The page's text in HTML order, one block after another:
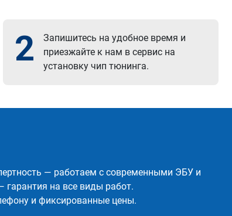
2
Запишитесь на удобное время и
приезжайте к нам в сервис на
установку чип тюнинга.
— работаем с современными ЭБУ и
на все виды работ.
и фиксированные цены.